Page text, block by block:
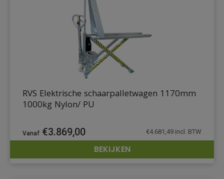
DETAILS
RVS Elektrische schaarpalletwagen 1170mm
1000kg Nylon/ PU
€3.869,00 €4.681,49 incl. BTW
BEKIJKEN